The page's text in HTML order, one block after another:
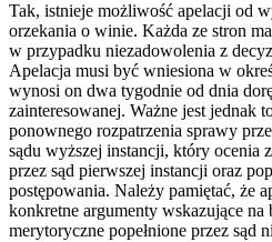
Tak, istnieje możliwość apelacji od
orzekania o winie. Każda ze stron
w przypadku niezadowolenia z
Apelacja musi być wniesiona w
wynosi on dwa tygodnie od dnia
zainteresowanej. Ważne jest jednak
ponownego rozpatrzenia sprawy
sądu wyższej instancji, który ocenia
przez sąd pierwszej instancji oraz
postępowania. Należy pamiętać, że
konkretne argumenty wskazujące na
merytoryczne popełnione przez sąd